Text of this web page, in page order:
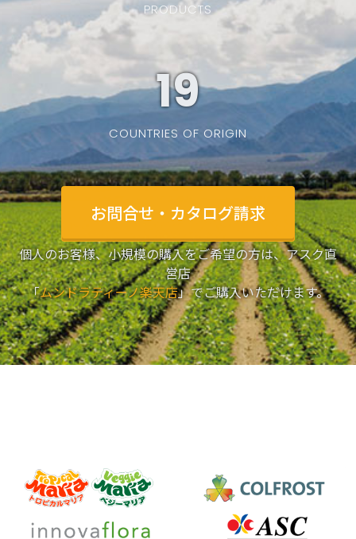
PRODUCTS
19
COUNTRIES OF ORIGIN
お問合せ・カタログ請求
個人のお客様、小規模の購入をご希望の方は、アスク直
営店
「ムンドラティーノ楽天店」でご購入いただけます。